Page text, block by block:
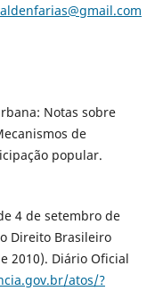
Notas sobre
de
popular.
4 de setembro de
Direito Brasileiro
2010). Diário Oficial
atos/?